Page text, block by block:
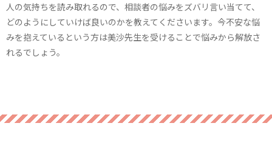
人の気持ちを読み取れるので、相談者の悩みをズバリ言い当てて、
どのようにしていけば良いのかを教えてくださいます。今不安な悩
みを抱えているという方は美沙先生を受けることで悩みから解放さ
れるでしょう。